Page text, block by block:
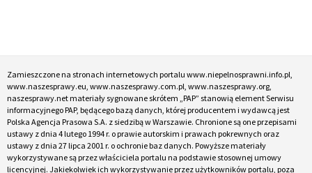
Zamieszczone na stronach internetowych portalu www.niepelnosprawni.info.pl,
www.naszesprawy.eu, www.naszesprawy.com.pl, www.naszesprawy.org,
naszesprawy.net materiały sygnowane skrótem „PAP” stanowią element Serwisu
informacyjnego PAP, będącego bazą danych, której producentem i wydawcą jest
Polska Agencja Prasowa S.A. z siedzibą w Warszawie. Chronione są one przepisami
ustawy z dnia 4 lutego 1994 r. o prawie autorskim i prawach pokrewnych oraz
ustawy z dnia 27 lipca 2001 r. o ochronie baz danych. Powyższe materiały
wykorzystywane są przez właściciela portalu na podstawie stosownej umowy
licencyjnej. Jakiekolwiek ich wykorzystywanie przez użytkowników portalu, poza